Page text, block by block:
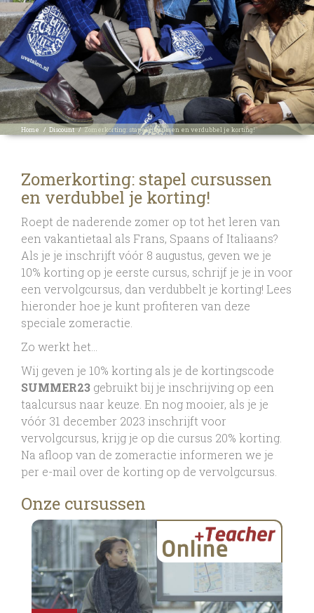
Home / Discount/ Zomerkorting: stapel cursussen en verdubbel je korting!
Zomerkorting: stapel cursussen
en verdubbel je korting!
Roept de naderende zomer op tot het leren van
een vakantietaal als Frans, Spaans of Italiaans?
Als je je inschrijft vóór 8 augustus, geven we je
10% korting op je eerste cursus, schrijf je je in voor
een vervolgcursus, dan verdubbelt je korting! Lees
hieronder hoe je kunt profiteren van deze
speciale zomeractie.
Zo werkt het…
Wij geven je 10% korting als je de kortingscode
SUMMER23 gebruikt bij je inschrijving op een
taalcursus naar keuze. En nog mooier, als je je
vóór 31 december 2023 inschrijft voor
vervolgcursus, krijg je op die cursus 20% korting.
Na afloop van de zomeractie informeren we je
per e-mail over de korting op de vervolgcursus.
Onze cursussen